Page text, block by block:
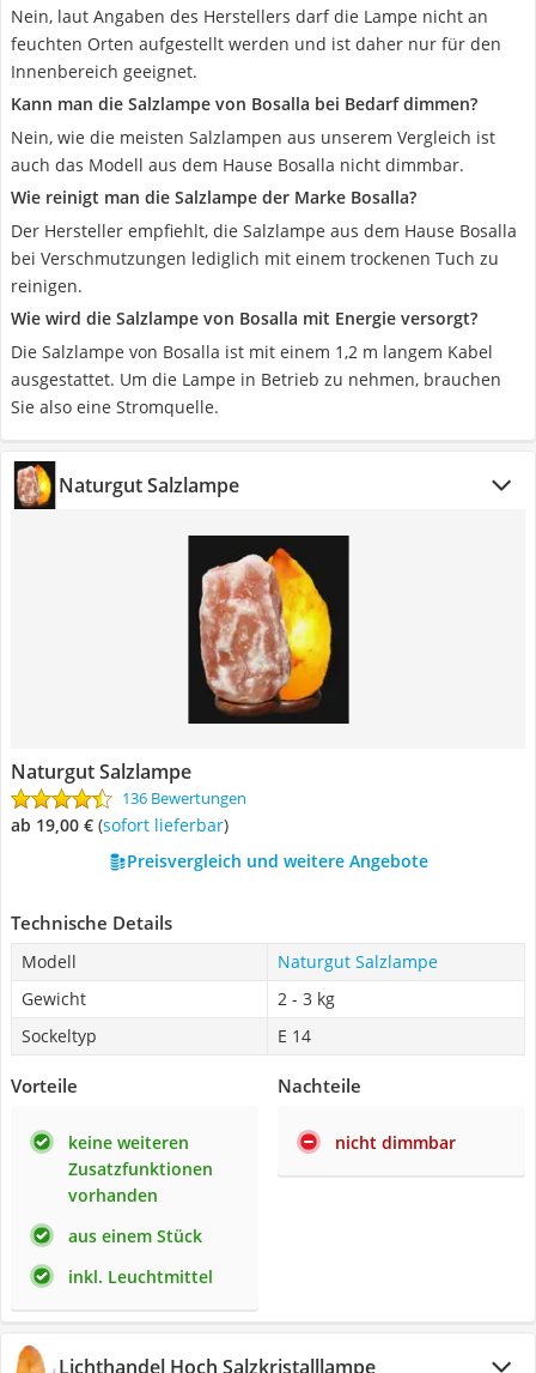
Nein, laut Angaben des Herstellers darf die Lampe nicht an
feuchten Orten aufgestellt werden und ist daher nur für den
Innenbereich geeignet.
Kann man die Salzlampe von Bosalla bei Bedarf dimmen?
Nein, wie die meisten Salzlampen aus unserem Vergleich ist
auch das Modell aus dem Hause Bosalla nicht dimmbar.
Wie reinigt man die Salzlampe der Marke Bosalla?
Der Hersteller empfiehlt, die Salzlampe aus dem Hause Bosalla
bei Verschmutzungen lediglich mit einem trockenen Tuch zu
reinigen.
Wie wird die Salzlampe von Bosalla mit Energie versorgt?
Die Salzlampe von Bosalla ist mit einem 1,2 m langem Kabel
ausgestattet. Um die Lampe in Betrieb zu nehmen, brauchen
Sie also eine Stromquelle.
Naturgut Salzlampe
Naturgut Salzlampe
136 Bewertungen
ab 19,00 € ( Sofort lieferbar)
Preisvergleich und weitere Angebote
Technische Details
Modell
Naturgut Salzlampe
Gewicht
2 - 3 kg
Sockeltyp
E 14
Vorteile
keine weiteren
Zusatzfunktionen
vorhanden
aus einem Stück
inkl. Leuchtmittel
Nachteile
nicht dimmbar
Lichthandel Hoch Salzkristalllampe